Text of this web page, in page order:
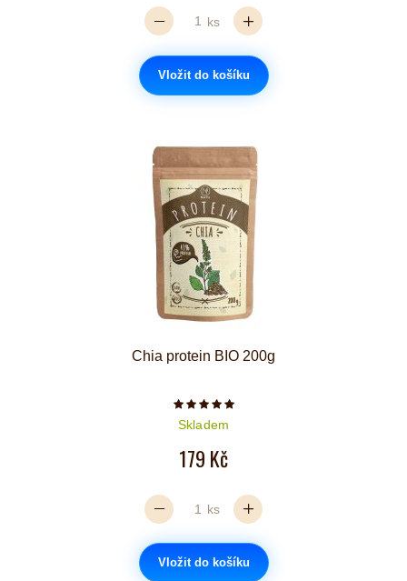
ks
Vložit do košíku
Chia protein BIO 200g
Počet hvězdiček je 5 z 5
Skladem
179 Kč
ks
Vložit do košíku